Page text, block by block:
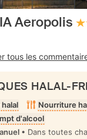
Aeropolis
tous les
HALAL-
Nourriture
d'alcool
• Dans toutes